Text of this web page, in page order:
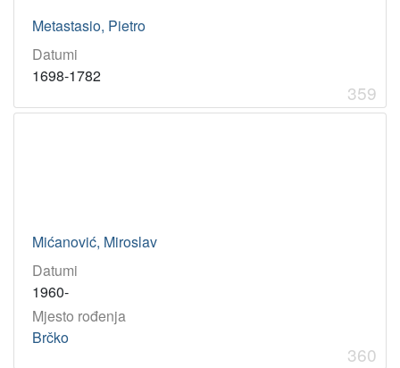
Metastasio, Pietro
Datumi
1698-1782
359
Mićanović, Miroslav
Datumi
1960-
Mjesto rođenja
Brčko
360